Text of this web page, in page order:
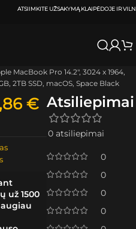
IR VILNIUJEPER0-3 DARBO DIENAS.
MacBook Pro 14.2″, 3024 x 1964,
2TB SSD, macOS, Space Black
€
už 1500
Atsiliepimai
0 atsiliepimai
0
0
0
0